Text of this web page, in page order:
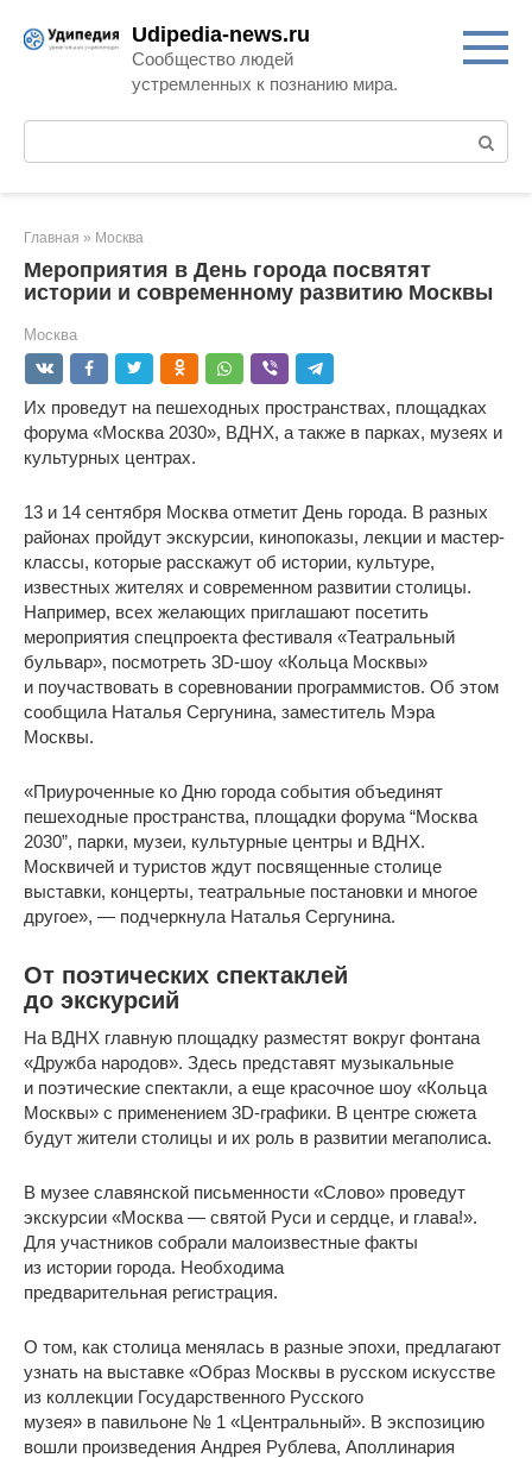
Udipedia-news.ru
Сообщество людей
устремленных к познанию мира.
Главная » Москва
Мероприятия в День города посвятят
истории и современному развитию Москвы
Москва
Их проведут на пешеходных пространствах, площадках
форума «Москва 2030», ВДНХ, а также в парках, музеях и
культурных центрах.
13 и 14 сентября Москва отметит День города. В разных
районах пройдут экскурсии, кинопоказы, лекции и мастер-
классы, которые расскажут об истории, культуре,
известных жителях и современном развитии столицы.
Например, всех желающих приглашают посетить
мероприятия спецпроекта фестиваля «Театральный
бульвар», посмотреть 3D-шоу «Кольца Москвы»
и поучаствовать в соревновании программистов. Об этом
сообщила Наталья Сергунина, заместитель Мэра
Москвы.
«Приуроченные ко Дню города события объединят
пешеходные пространства, площадки форума “Москва
2030”, парки, музеи, культурные центры и ВДНХ.
Москвичей и туристов ждут посвященные столице
выставки, концерты, театральные постановки и многое
другое», — подчеркнула Наталья Сергунина.
От поэтических спектаклей
до экскурсий
На ВДНХ главную площадку разместят вокруг фонтана
«Дружба народов». Здесь представят музыкальные
и поэтические спектакли, а еще красочное шоу «Кольца
Москвы» с применением 3D-графики. В центре сюжета
будут жители столицы и их роль в развитии мегаполиса.
В музее славянской письменности «Слово» проведут
экскурсии «Москва — святой Руси и сердце, и глава!».
Для участников собрали малоизвестные факты
из истории города. Необходима
предварительная регистрация.
О том, как столица менялась в разные эпохи, предлагают
узнать на выставке «Образ Москвы в русском искусстве
из коллекции Государственного Русского
музея» в павильоне № 1 «Центральный». В экспозицию
вошли произведения Андрея Рублева, Аполлинария